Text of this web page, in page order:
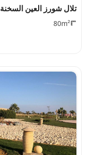
تلال شورز العين السخنة
80m²